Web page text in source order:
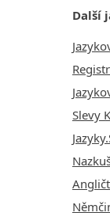
Další
Slevy